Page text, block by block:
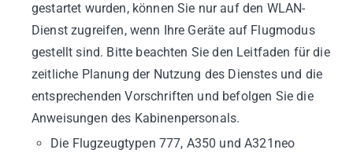
gestartet wurden, können Sie nur auf den WLAN-
Dienst zugreifen, wenn Ihre Geräte auf Flugmodus
gestellt sind. Bitte beachten Sie den Leitfaden für die
zeitliche Planung der Nutzung des Dienstes und die
entsprechenden Vorschriften und befolgen Sie die
Anweisungen des Kabinenpersonals.
Die Flugzeugtypen 777, A350 und A321neo